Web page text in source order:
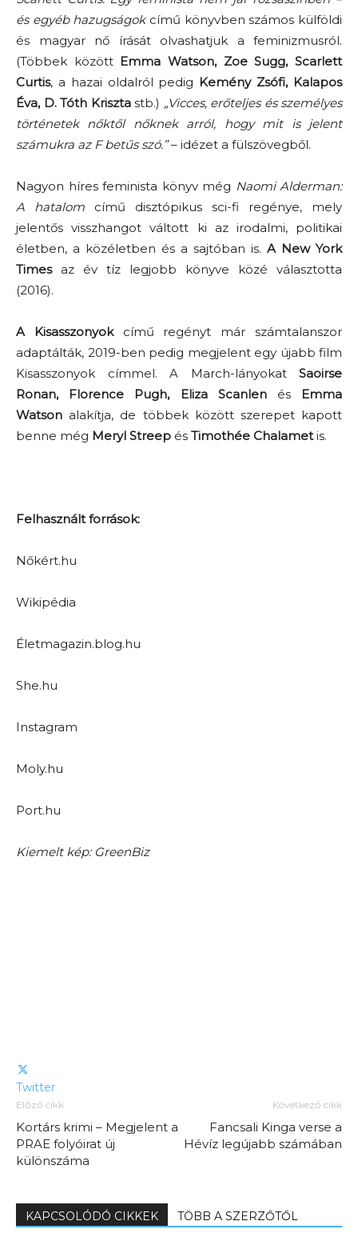
és egyéb hazugságokcímű könyvben számos külföldi
és magyar nő írását olvashatjuk a feminizmusról.
(Többek között Emma Watson, Zoe Sugg, Scarlett
Curtis, a hazai oldalról pedig Kemény Zsófi, Kalapos
Éva, D. Tóth Krisztastb.) „Vicces, erőteljes és személyes
történetek nőktől nőknek arról, hogy mit is jelent
számukra az F betűs szó.”– idézet a fülszövegből.
Nagyon híres feminista könyv még Naomi Alderman:
A hatalom című disztópikus sci-fi regénye, mely
jelentős visszhangot váltott ki az irodalmi, politikai
életben, a közéletben és a sajtóban is. A New York
Timesaz év tíz legjobb könyve közé választotta
(2016).
A Kisasszonyokcímű regényt már számtalanszor
adaptálták, 2019-ben pedig megjelent egy újabb film
Kisasszonyok címmel. A March-lányokat Saoirse
Ronan, Florence Pugh, Eliza Scanlenés Emma
Watson alakítja, de többek között szerepet kapott
benne még Meryl Streep és Timothée Chalametis.
Felhasznált források:
Nőkért.hu
Wikipédia
Életmagazin.blog.hu
She.hu
Instagram
Moly.hu
Port.hu
Kiemelt kép: GreenBiz
Twitter
Előző cikk
Kortárs krimi – Megjelent a
PRAE folyóirat új
különszáma
Következő cikk
Fancsali Kinga verse a
Hévíz legújabb számában
KAPCSOLÓDÓ CIKKEK TÖBB A SZERZŐTŐL